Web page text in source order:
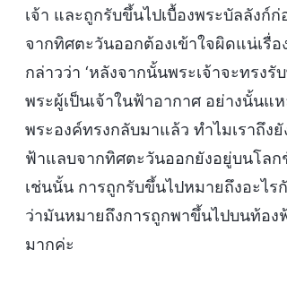
เจ้า และถูกรับขึ้นไปเบื้องพระบัลลัง
จากทิศตะวันออกต้องเข้าใจผิดแน่เรื่
กล่าวว่า ‘หลังจากนั้นพระเจ้าจะทรง
พระผู้เป็นเจ้าในฟ้าอากาศ อย่างนั้นแห
พระองค์ทรงกลับมาแล้ว ทำไมเราถึง
ฟ้าแลบจากทิศตะวันออกยังอยู่บนโลก
เช่นนั้น การถูกรับขึ้นไปหมายถึงอะไ
ว่ามันหมายถึงการถูกพาขึ้นไปบนท้อ
มากค่ะ